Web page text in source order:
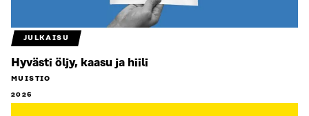
JULKAISU
Hyvästi öljy, kaasu ja hiili
MUISTIO
2026